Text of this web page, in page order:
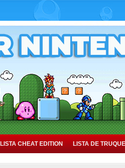
LISTA CHEAT EDITION LISTA DE